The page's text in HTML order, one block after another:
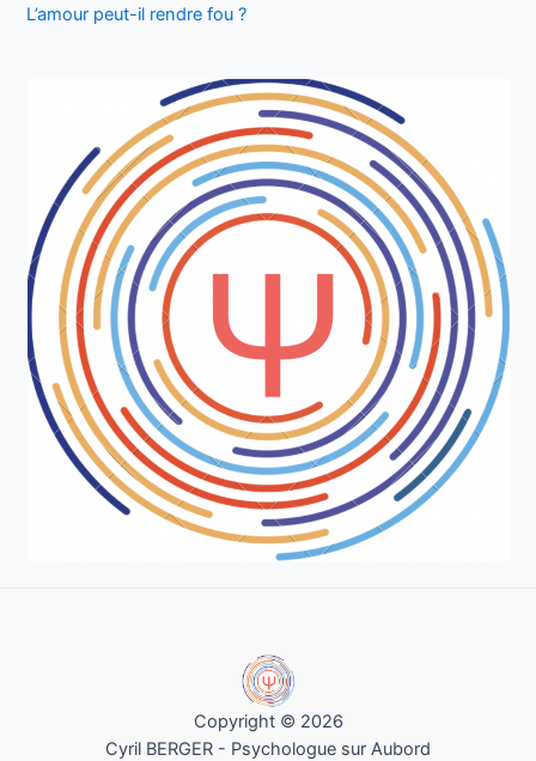
L’amour peut-il rendre fou ?
Copyright © 2026
Cyril BERGER - Psychologue sur Aubord